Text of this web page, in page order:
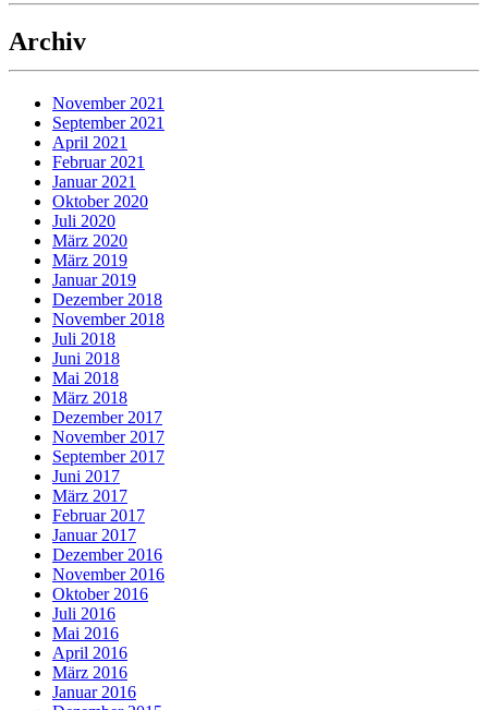
Archiv
November 2021
September 2021
April 2021
Februar 2021
Januar 2021
Oktober 2020
Juli 2020
März 2020
März 2019
Januar 2019
Dezember 2018
November 2018
Juli 2018
Juni 2018
Mai 2018
März 2018
Dezember 2017
November 2017
September 2017
Juni 2017
März 2017
Februar 2017
Januar 2017
Dezember 2016
November 2016
Oktober 2016
Juli 2016
Mai 2016
April 2016
März 2016
Januar 2016